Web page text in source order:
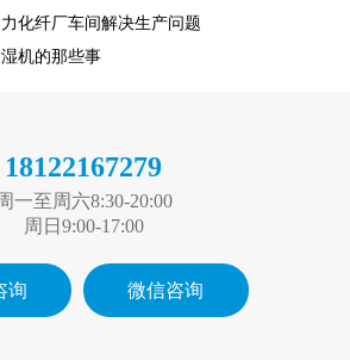
化纤厂车间解决生产问题
机的那些事
18122167279
一至周六8:30-20:00
周日9:00-17:00
询 微信咨询